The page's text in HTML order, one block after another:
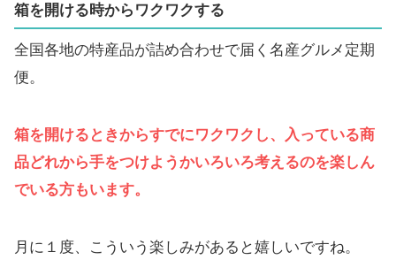
箱を開ける時からワクワクする
全国各地の特産品が詰め合わせで届く名産グルメ定期
便。
箱を開けるときからすでにワクワクし、入っている商
品どれから手をつけようかいろいろ考えるのを楽しん
でいる方もいます。
月に１度、こういう楽しみがあると嬉しいですね。